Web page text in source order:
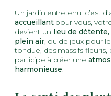
Un jardin entretenu, c’est
accueillant pour vous,
devient un lieu de détente,
plein air, ou de jeux pour
tondue, des massifs fleuris,
participe à créer une
harmonieuse.